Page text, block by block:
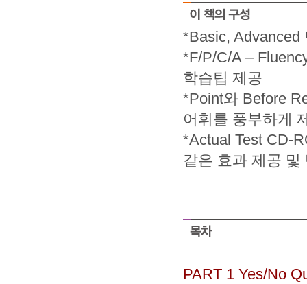
*Basic, Advanced
*F/P/C/A –
학습팁 제공
*Point와 Before
어휘를 풍부하게
*Actual Test CD-
같은 효과 제공 및
PART 1 Yes/No